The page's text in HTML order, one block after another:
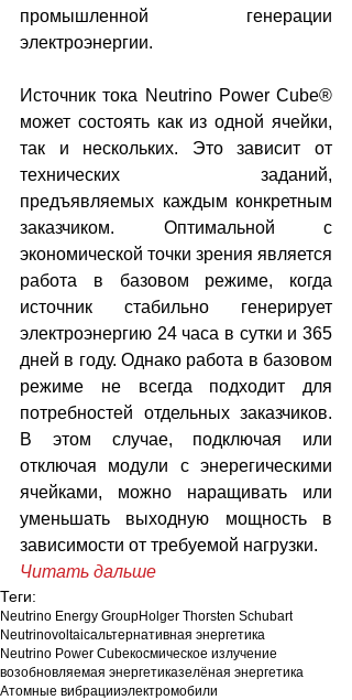
промышленной генерации
электроэнергии.
Источник тока Neutrino Power Cube®
может состоять как из одной ячейки,
так и нескольких. Это зависит от
технических заданий,
предъявляемых каждым конкретным
заказчиком. Оптимальной с
экономической точки зрения является
работа в базовом режиме, когда
источник стабильно генерирует
электроэнергию 24 часа в сутки и 365
дней в году. Однако работа в базовом
режиме не всегда подходит для
потребностей отдельных заказчиков.
В этом случае, подключая или
отключая модули с энерегическими
ячейками, можно наращивать или
уменьшать выходную мощность в
зависимости от требуемой нагрузки.
Читать дальше
Теги:
Neutrino Energy GroupHolger Thorsten Schubart
Neutrinovoltaicальтернативная энергетика
Neutrino Power Cubeкосмическое излучение
возобновляемая энергетиказелёная энергетика
Атомные вибрацииэлектромобили